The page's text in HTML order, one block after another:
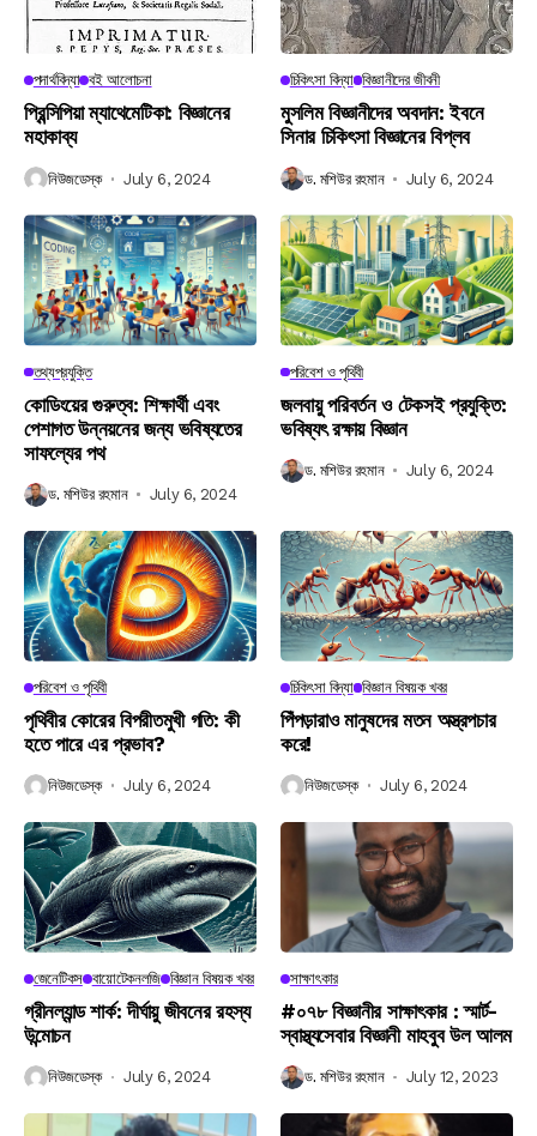
পদার্থবিদ্যা বই আলোচনা
প্রিন্সিপিয়া ম্যাথেমেটিকা: বিজ্ঞানের
মহাকাব্য
নিউজডেস্ক July 6, 2024
চিকিৎসা বিদ্যা বিজ্ঞানীদের জীবনী
মুসলিম বিজ্ঞানীদের অবদান: ইবনে
সিনার চিকিৎসা বিজ্ঞানের বিপ্লব
ড. মশিউর রহমান July 6, 2024
তথ্যপ্রযুক্তি
কোডিংয়ের গুরুত্ব: শিক্ষার্থী এবং
পেশাগত উন্নয়নের জন্য ভবিষ্যতের
সাফল্যের পথ
ড. মশিউর রহমান July 6, 2024
পরিবেশ ও পৃথিবী
জলবায়ু পরিবর্তন ও টেকসই প্রযুক্তি:
ভবিষ্যৎ রক্ষায় বিজ্ঞান
ড. মশিউর রহমান July 6, 2024
পরিবেশ ও পৃথিবী
পৃথিবীর কোরের বিপরীতমুখী গতি: কী
হতে পারে এর প্রভাব?
নিউজডেস্ক July 6, 2024
চিকিৎসা বিদ্যা বিজ্ঞান বিষয়ক খবর
পিঁপড়ারাও মানুষদের মতন অস্ত্রপচার
করে!
নিউজডেস্ক July 6, 2024
জেনেটিকস বায়োটেকনলজি বিজ্ঞান বিষয়ক খবর
গ্রীনল্যান্ড শার্ক: দীর্ঘায়ু জীবনের রহস্য
উন্মোচন
নিউজডেস্ক July 6, 2024
সাক্ষাৎকার
#০৭৮ বিজ্ঞানীর সাক্ষাৎকার : স্মার্ট-
স্বাস্থ্যসেবার বিজ্ঞানী মাহবুব উল আলম
ড. মশিউর রহমান July 12, 2023